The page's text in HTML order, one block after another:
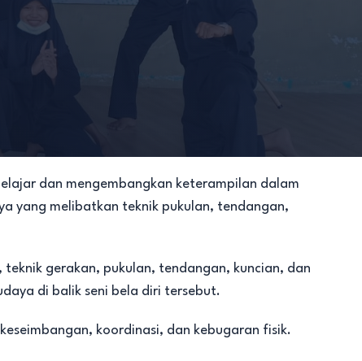
dan mengembangkan keterampilan dalam
yang melibatkan teknik pukulan, tendangan,
gerakan, pukulan, tendangan, kuncian, dan
di balik seni bela diri tersebut.
koordinasi, dan kebugaran fisik.